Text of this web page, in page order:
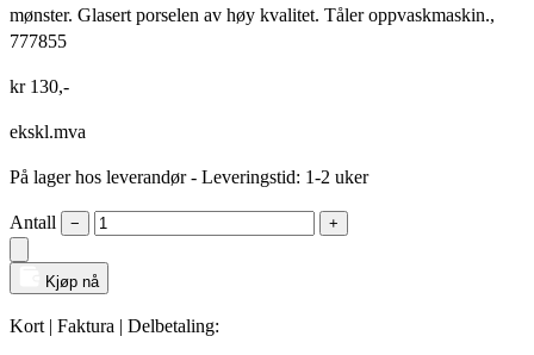
mønster. Glasert porselen av høy kvalitet. Tåler oppvaskmaskin.,
777855
kr130,-
ekskl.mva
På lager hos leverandør- Leveringstid: 1-2 uker
Antall − +
Kjøp nå
Kort | Faktura | Delbetaling: